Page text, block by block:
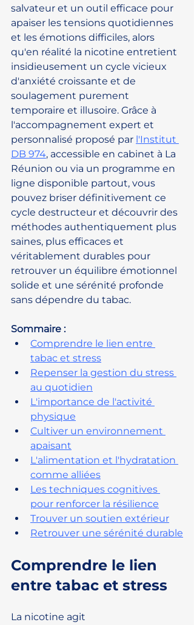
salvateur et un outil efficace pour
apaiser les tensions quotidiennes
et les émotions difficiles, alors
qu'en réalité la nicotine entretient
insidieusement un cycle vicieux
d'anxiété croissante et de
soulagement purement
temporaire et illusoire. Grâce à
l'accompagnement expert et
personnalisé proposé par l'Institut
DB 974, accessible en cabinet à La
Réunion ou via un programme en
ligne disponible partout, vous
pouvez briser définitivement ce
cycle destructeur et découvrir des
méthodes authentiquement plus
saines, plus efficaces et
véritablement durables pour
retrouver un équilibre émotionnel
solide et une sérénité profonde
sans dépendre du tabac.
Sommaire :
Comprendre le lien entre
tabac et stress
Repenser la gestion du stress
au quotidien
L'importance de l'activité
physique
Cultiver un environnement
apaisant
L'alimentation et l'hydratation
comme alliées
Les techniques cognitives
pour renforcer la résilience
Trouver un soutien extérieur
Retrouver une sérénité durable
Comprendre le lien
entre tabac et stress
La nicotine agit